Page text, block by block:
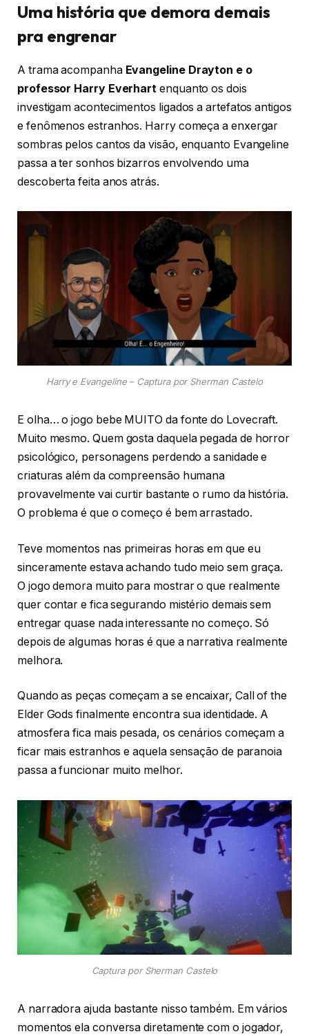
Uma história que demora demais
pra engrenar
A trama acompanha Evangeline Drayton e o
professor Harry Everhart enquanto os dois
investigam acontecimentos ligados a artefatos antigos
e fenômenos estranhos. Harry começa a enxergar
sombras pelos cantos da visão, enquanto Evangeline
passa a ter sonhos bizarros envolvendo uma
descoberta feita anos atrás.
Harry e Evangeline – Captura por Sherman Castelo
E olha… o jogo bebe MUITO da fonte do Lovecraft.
Muito mesmo. Quem gosta daquela pegada de horror
psicológico, personagens perdendo a sanidade e
criaturas além da compreensão humana
provavelmente vai curtir bastante o rumo da história.
O problema é que o começo é bem arrastado.
Teve momentos nas primeiras horas em que eu
sinceramente estava achando tudo meio sem graça.
O jogo demora muito para mostrar o que realmente
quer contar e fica segurando mistério demais sem
entregar quase nada interessante no começo. Só
depois de algumas horas é que a narrativa realmente
melhora.
Quando as peças começam a se encaixar, Call of the
Elder Gods finalmente encontra sua identidade. A
atmosfera fica mais pesada, os cenários começam a
ficar mais estranhos e aquela sensação de paranoia
passa a funcionar muito melhor.
Captura por Sherman Castelo
A narradora ajuda bastante nisso também. Em vários
momentos ela conversa diretamente com o jogador,